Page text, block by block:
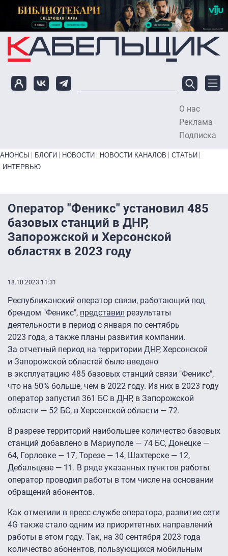
Перейти к основному содержанию
О нас
Реклама
Подписка
Primary links bottom
АНОНСЫ БЛОГИ НОВОСТИ НОВОСТИ КАНАЛОВ
СТАТЬИ
ИНТЕРВЬЮ
Оператор "Феникс" установил 485
базовых станций в ДНР,
Запорожской и Херсонской
областях в 2023 году
18.10.2023 11:31
Республиканский оператор связи, работающий под
брендом "Феникс", представил результаты
деятельности в период с января по сентябрь
2023 года, а также планы развития компании.
За отчетный период на территории ДНР, Херсонской
и Запорожской областей было введено
в эксплуатацию 485 базовых станций связи "Феникс",
что на 50% больше, чем в 2022 году. Из них в 2023 году
оператор запустил 361 БС в ДНР, в Запорожской
области — 52 БС, в Херсонской области — 72.
В разрезе территорий наибольшее количество базовых
станций добавлено в Мариуполе — 74 БС, Донецке —
64, Горловке — 17, Торезе — 14, Шахтерске — 12,
Дебальцеве — 11. В ряде указанных пунктов работы
оператор проводил работы в том числе на основании
обращений абонентов.
Как отметили в пресс-службе оператора, развитие сети
4G также стало одним из приоритетных направлений
работы в этом году. Так, на 30 сентября 2023 года
количество абонентов, пользующихся мобильным